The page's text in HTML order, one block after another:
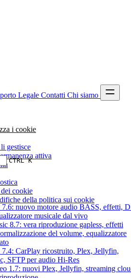
Legale Contatti Chi siamo
CTRL K
7.6: nuovo motore audio BASS, effetti,
musicale dal vivo
8.7: vera riproduzione gapless, effetti
del volume, equalizzatore
7.4: CarPlay ricostruito, Plex, Jellyfin,
SFTP per audio Hi-Res
1.7: nuovi Plex, Jellyfin, streaming
i cookie
gestisce
attiva
dei cookie
della politica sui cookie